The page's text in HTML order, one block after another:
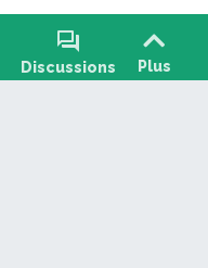
forum
Discussions Plus